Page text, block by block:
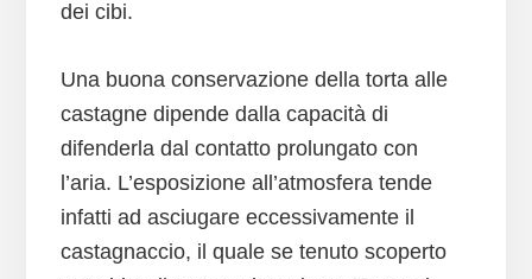
dei cibi.
Una buona conservazione della torta alle
castagne dipende dalla capacità di
difenderla dal contatto prolungato con
l’aria. L’esposizione all’atmosfera tende
infatti ad asciugare eccessivamente il
castagnaccio, il quale se tenuto scoperto